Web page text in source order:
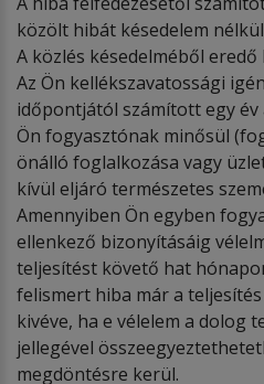
közölt hibát késedelem
A közlés késedelméből
Az Ön kellékszavatossági
időpontjától számított egy év
Ön fogyasztónak minősül
önálló foglalkozása vagy
kívül eljáró természetes
Amennyiben Ön egyben
ellenkező bizonyításáig
teljesítést követő hat
felismert hiba már a
kivéve, ha e vélelem a dolog
jellegével
megdöntésre kerül.